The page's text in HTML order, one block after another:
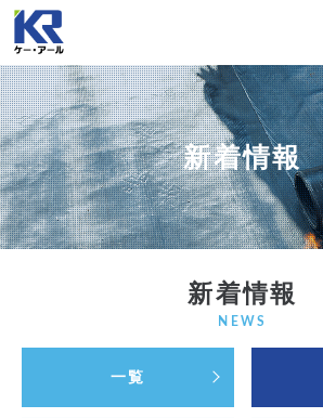
新着情報
新着情報
NEWS
一覧